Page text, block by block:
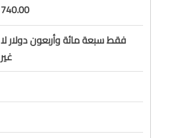
740.00
فقط سبعة مائة وأربعون دولار لا
غير